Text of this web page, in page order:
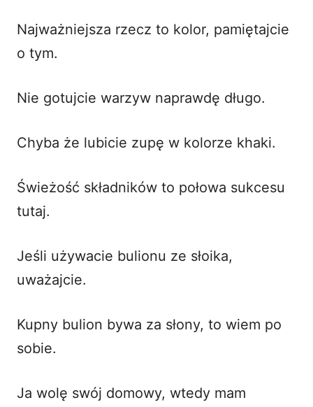
Najważniejsza rzecz to kolor, pamiętajcie
o tym.
Nie gotujcie warzyw naprawdę długo.
Chyba że lubicie zupę w kolorze khaki.
Świeżość składników to połowa sukcesu
tutaj.
Jeśli używacie bulionu ze słoika,
uważajcie.
Kupny bulion bywa za słony, to wiem po
sobie.
Ja wolę swój domowy, wtedy mam